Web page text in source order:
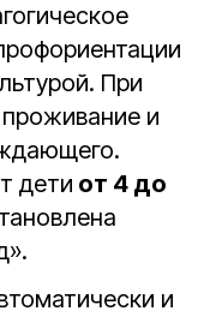
При
и
дети от 4 до
и